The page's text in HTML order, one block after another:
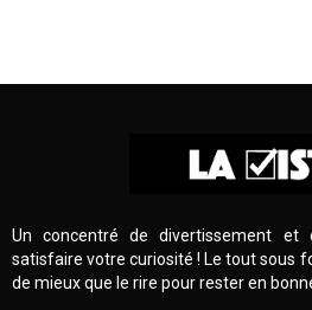
Un concentré de divertissement et
satisfaire votre curiosité ! Le tout sous
de mieux que le rire pour rester en